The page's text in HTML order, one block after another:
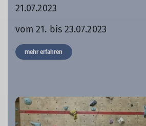
21.07.2023
vom 21. bis 23.07.2023
mehr erfahren